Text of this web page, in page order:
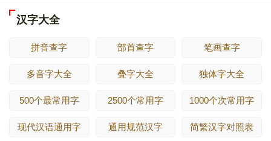
汉字大全
拼音查字 部首查字 笔画查字
多音字大全 叠字大全 独体字大全
500个最常用字 2500个常用字 1000个次常用字
现代汉语通用字 通用规范汉字 简繁汉字对照表